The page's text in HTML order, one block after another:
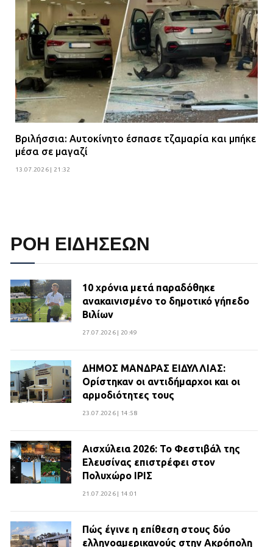
Βριλήσσια: Αυτοκίνητο έσπασε τζαμαρία και μπήκε
μέσα σε μαγαζί
13.07.2026 | 21:32
ΡΟΗ ΕΙΔΗΣΕΩΝ
10 χρόνια μετά παραδόθηκε
ανακαινισμένο το δημοτικό γήπεδο
Βιλίων
27.07.2026 | 20:49
ΔΗΜΟΣ ΜΑΝΔΡΑΣ ΕΙΔΥΛΛΙΑΣ:
Ορίστηκαν οι αντιδήμαρχοι και οι
αρμοδιότητες τους
23.07.2026 | 14:58
Αισχύλεια 2026: Το Φεστιβάλ της
Ελευσίνας επιστρέφει στον
Πολυχώρο ΙΡΙΣ
21.07.2026 | 14:01
Πώς έγινε η επίθεση στους δύο
ελληνοαμερικανούς στην Ακρόπολη